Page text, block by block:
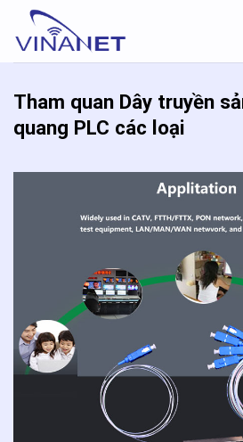
content
Tham quan Dây truyền
quang PLC các loại